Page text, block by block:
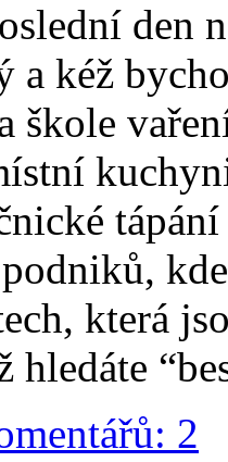
den
a kéž
škole
která
hledáte
2